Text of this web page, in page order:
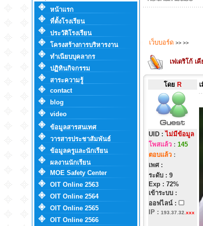
หน้าแรก
ที่ตั้งโรงเรียน
ประวัติโรงเรียน
โครงสร้างการบริหารงาน
ทำเนียบบุคลากร
ปฏิทินกิจกรรม
สาระความรู้
contact
blog
video
ข้อมูลสารสนเทศ
วารสารประชาสัมพันธ์
ข้อมูลครูและนักเรียน
ผลงานนักเรียน
MOE Safety Center
OIT Online 2563
OIT Online 2564
OIT Online 2565
OIT Online 2566
เว็บบอร์ด >> >>
เฟเดริโก้
โดย R
UID :ไม่มีข้อมูล
โพสแล้ว : 145
ตอบแล้ว :
เพศ :
ระดับ : 9
Exp : 72%
เข้าระบบ :
ออฟไลน์ :
IP : 193.37.32. xxx